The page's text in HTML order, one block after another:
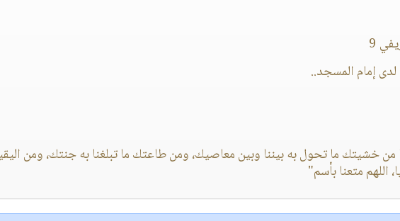
9
خشيتك ما تحول به بيننا وبين معاصيك، ومن طاعتك ما تبلغنا به جنتك، ومن
اللهم متعنا بأسم"